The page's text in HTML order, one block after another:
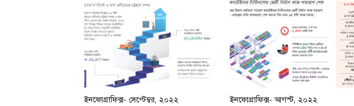
ইনফোগ্রাফিক্স- সেপ্টেম্বর, ২০২২ ইনফোগ্রাফিক্স- আগস্ট, ২০২২